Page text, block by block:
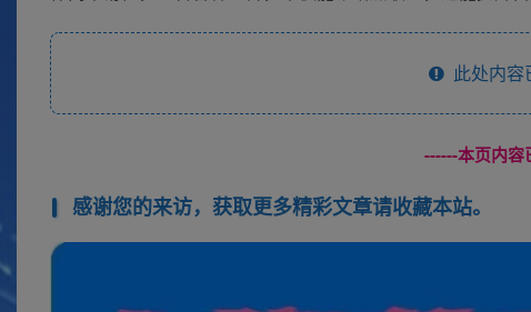
此处内
------本页内容
感谢您的来访，获取更多精彩文章请收藏本站。